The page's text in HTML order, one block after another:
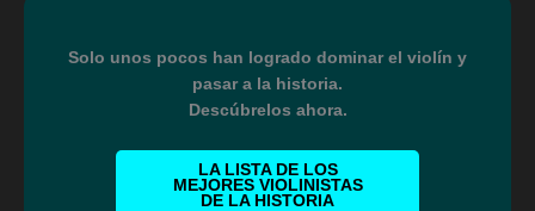
Solo unos pocos han logrado dominar el violín y
pasar a la historia.
Descúbrelos ahora.
LA LISTA DE LOS
MEJORES VIOLINISTAS
DE LA HISTORIA